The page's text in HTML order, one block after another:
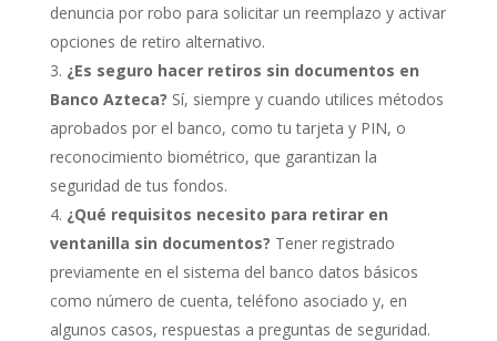
denuncia por robo para solicitar un reemplazo y activar
opciones de retiro alternativo.
¿Es seguro hacer retiros sin documentos en
Banco Azteca? Sí, siempre y cuando utilices métodos
aprobados por el banco, como tu tarjeta y PIN, o
reconocimiento biométrico, que garantizan la
seguridad de tus fondos.
¿Qué requisitos necesito para retirar en
ventanilla sin documentos? Tener registrado
previamente en el sistema del banco datos básicos
como número de cuenta, teléfono asociado y, en
algunos casos, respuestas a preguntas de seguridad.